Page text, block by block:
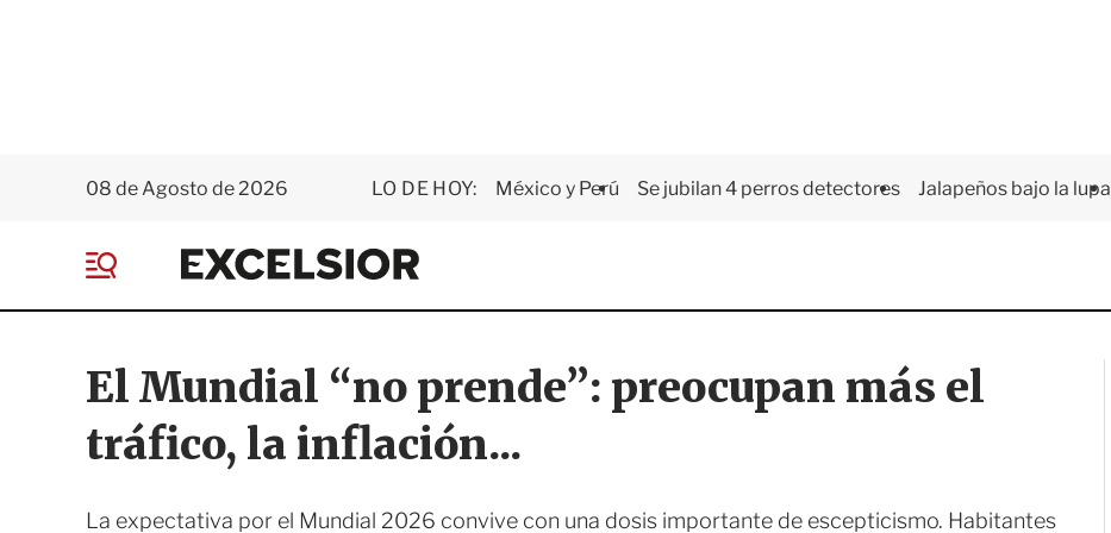
08 de Agosto de 2026 LO DE HOY: México y Perú Se jubilan 4 perros detectores Jalapeños bajo la lupa
E
x
e
i
o
r
e
El Mundial “no prende”: preocupan más el
tráfico, la inflación...
La expectativa por el Mundial 2026 convive con una dosis importante de escepticismo. Habitantes